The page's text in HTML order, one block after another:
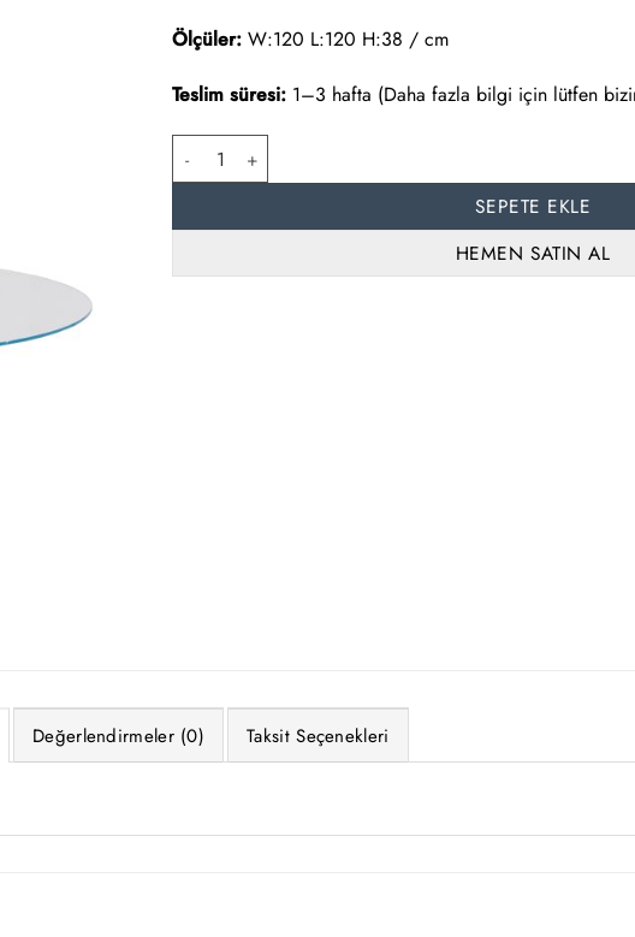
Ölçüler: W:120 L:120 H:38 / cm
Teslim süresi: 1–3 hafta (Daha fazla bilgi için lütfen
Traverten Ourea Orta Sehpa adet
SEPETE EKLE
HEMEN SATIN AL
Değerlendirmeler (0) Taksit Seçenekleri